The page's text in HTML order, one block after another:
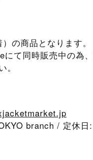
の商品となります。
て同時販売中の為
branch / 定休日